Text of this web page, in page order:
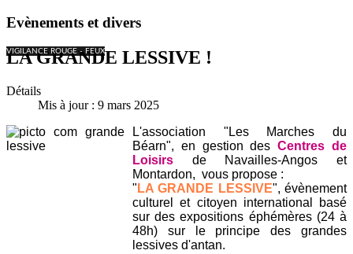
Evènements et divers
VIGILANCE ROUGE - FEUX
LA GRANDE LESSIVE !
Détails
Mis à jour : 9 mars 2025
L'association "Les Marches du
Béarn", en gestion desCentres de
Loisirs
de Navailles-Angos et
Montardon, vous propose :
" LA GRANDE LESSIVE", évènement
culturel et citoyen international basé
sur des expositions éphémères (24 à
48h) sur le principe des grandes
lessives d'antan.